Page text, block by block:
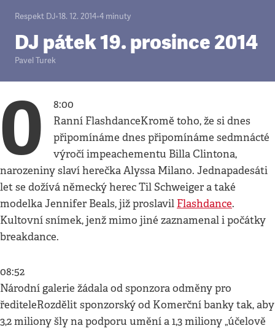
Respekt DJ•18. 12. 2014•4 minuty
DJ pátek 19. prosince 2014
Pavel Turek
0
8:00
Ranní FlashdanceKromě toho, že si dnes
připomínáme dnes připomínáme sedmnácté
výročí impeachementu Billa Clintona,
narozeniny slaví herečka Alyssa Milano. Jednapadesáti
let se dožívá německý herec Til Schweiger a také
modelka Jennifer Beals, již proslavil Flashdance.
Kultovní snímek, jenž mimo jiné zaznamenal i počátky
breakdance.
08:52
Národní galerie žádala od sponzora odměny pro
řediteleRozdělit sponzorský od Komerční banky tak, aby
3,2 miliony šly na podporu umění a 1,3 miliony „účelově